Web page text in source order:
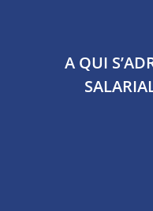
A QUI